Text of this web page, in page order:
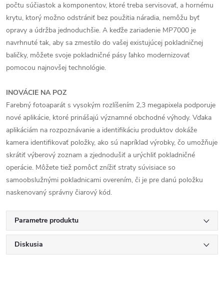
počtu súčiastok a komponentov, ktoré treba servisovať, a hornému
krytu, ktorý možno odstrániť bez použitia náradia, nemôžu byť
opravy a údržba jednoduchšie. A keďže zariadenie MP7000 je
navrhnuté tak, aby sa zmestilo do vašej existujúcej pokladničnej
baličky, môžete svoje pokladničné pásy ľahko modernizovať
pomocou najnovšej technológie.
INOVÁCIE NA POZ
Farebný fotoaparát s vysokým rozlíšením 2,3 megapixela podporuje
nové aplikácie, ktoré prinášajú významné obchodné výhody. Vďaka
aplikáciám na rozpoznávanie a identifikáciu produktov dokáže
kamera identifikovať položky, ako sú napríklad výrobky, čo umožňuje
skrátiť výberový zoznam a zjednodušiť a urýchliť pokladničné
operácie. Môžete tiež pomôcť znížiť straty súvisiace so
samoobslužnými pokladnicami overením, či je pre danú položku
naskenovaný správny čiarový kód.
Parametre produktu
Diskusia